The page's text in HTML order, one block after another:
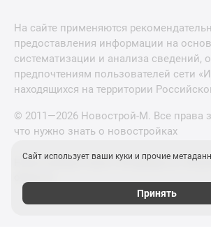
На сайте применяются
предоставления информации на
систематизации и анализа сведений,
предпочтениям пользователей сети
находящихся на территории
© 2011—2026 Новострой-М. Все права
что нужно знать о новостройках
Новостройки Санкт-Петербурга и
Сайт использует ваши куки и прочие
Принять